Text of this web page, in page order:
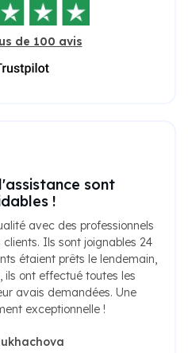
de 100 avis
sont
!
avec des professionnels
Ils sont joignables 24
étaient prêts le lendemain,
ils ont effectué toutes les
avais demandées. Une
exceptionnelle !